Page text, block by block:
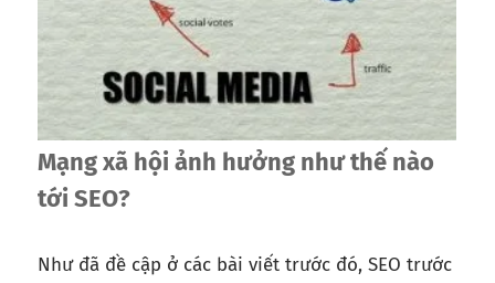
Mạng xã hội ảnh hưởng như thế nào
tới SEO?
Như đã đề cập ở các bài viết trước đó, SEO trước